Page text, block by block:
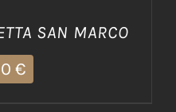
SAN MARCO
€